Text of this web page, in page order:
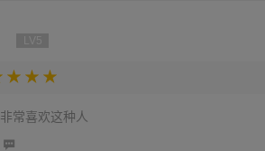
非常喜欢这种人